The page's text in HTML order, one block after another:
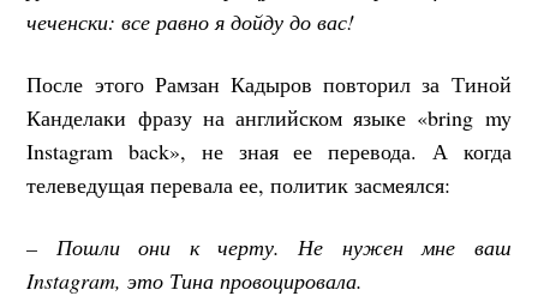
чеченски: все равно я дойду до вас!
После этого Рамзан Кадыров повторил за Тиной
Канделаки фразу на английском языке «bring my
Instagram back», не зная ее перевода. А когда
телеведущая перевала ее, политик засмеялся:
– Пошли они к черту. Не нужен мне ваш
Instagram, это Тина провоцировала.